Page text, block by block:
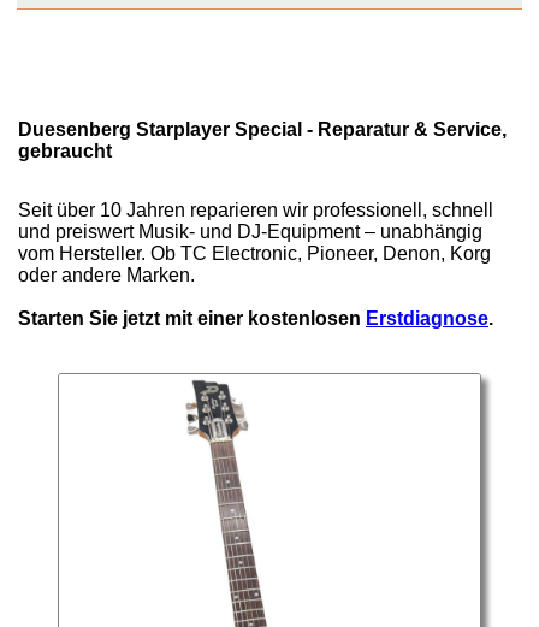
Duesenberg Starplayer Special - Reparatur & Service,
gebraucht
Seit über 10 Jahren reparieren wir professionell, schnell
und preiswert Musik- und DJ-Equipment – unabhängig
vom Hersteller. Ob TC Electronic, Pioneer, Denon, Korg
oder andere Marken.
Starten Sie jetzt mit einer kostenlosen Erstdiagnose.